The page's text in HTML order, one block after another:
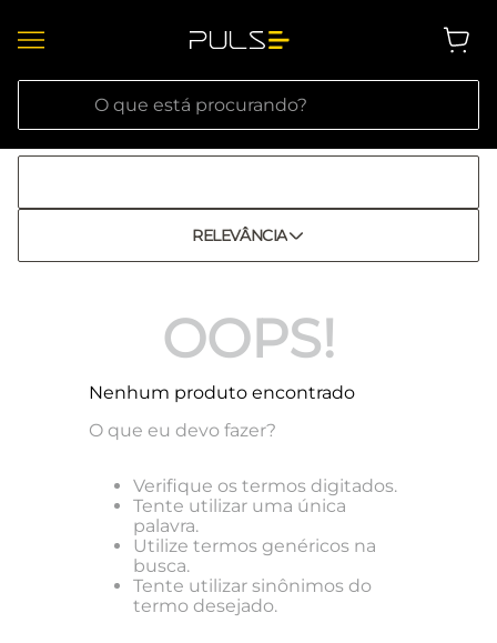
O que está procurando?
RELEVÂNCIA
OOPS!
Nenhum produto encontrado
O que eu devo fazer?
Verifique os termos digitados.
Tente utilizar uma única
palavra.
Utilize termos genéricos na
busca.
Tente utilizar sinônimos do
termo desejado.